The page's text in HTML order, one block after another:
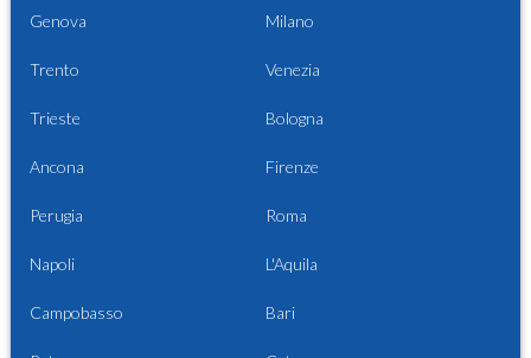
Genova Milano
Trento Venezia
Trieste Bologna
Ancona Firenze
Perugia Roma
Napoli L'Aquila
Campobasso Bari